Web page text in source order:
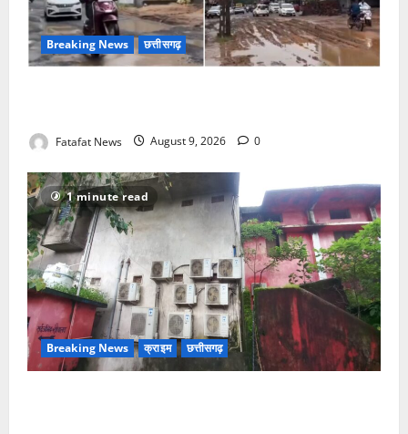
Breaking News छत्तीसगढ़
Fatafat News August 9, 2026 0
1 minute read
Breaking News क्राइम छत्तीसगढ़